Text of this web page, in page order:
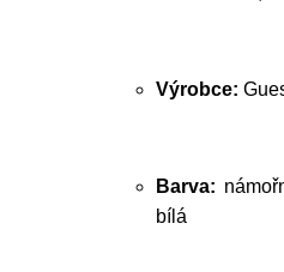
Výrobce:
Barva:
bílá